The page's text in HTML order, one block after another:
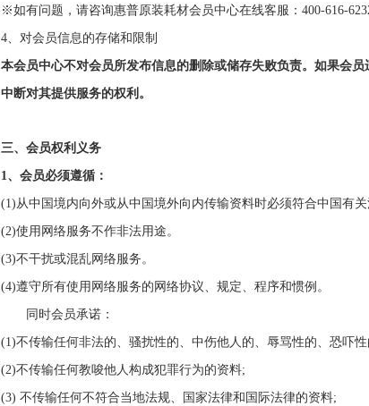
※如有问题，请咨询惠普原装耗材会员中心在线客服：400-616-
4、对会员信息的存储和限制
本会员中心不对会员所发布信息的删除或储存失败负责。 如果会员
中断对其提供服务的权利。
三、 会员权利义务
1、会员必须遵循：
(1)从中国境内向外或从中国境外向内传输资料时必须符合中国有关
(2)使用网络服务不作非法用途。
(3)不干扰或混乱网络服务。
(4)遵守所有使用网络服务的网络协议、规定、程序和惯例。
同时会员承诺：
(1)不传输任何非法的、骚扰性的、中伤他人的、辱骂性的、恐吓
(2)不传输任何教唆他人构成犯罪行为的资料;
(3) 不传输任何不符合当地法规、 国家法律和国际法律的资料;